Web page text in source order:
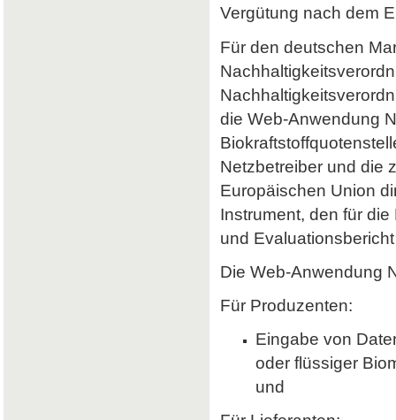
Vergütung nach dem
Für den deutschen
die Web-Anwendung
Netzbetreiber und die
Europäischen Union
Instrument, den für
und
Die Web-Anwendung
Für Produzenten:
Eingabe von
oder flüssiger
und